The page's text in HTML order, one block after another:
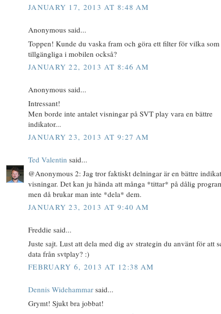
JANUARY 17, 2013 AT 8:48 AM
Anonymous said...
Toppen! Kunde du vaska fram och göra ett filter för vilka som
tillgängliga i mobilen också?
JANUARY 22, 2013 AT 8:46 AM
Anonymous said...
Intressant!
Men borde inte antalet visningar på SVT play vara en bättre
indikator...
JANUARY 23, 2013 AT 9:27 AM
Ted Valentin said...
@Anonymous 2: Jag tror faktiskt delningar är en bättre
visningar. Det kan ju hända att många *tittar* på dålig
men då brukar man inte *dela* dem.
JANUARY 23, 2013 AT 9:40 AM
Freddie said...
Juste sajt. Lust att dela med dig av strategin du använt för att
data från svtplay? :)
FEBRUARY 6, 2013 AT 12:38 AM
Dennis Widehammar said...
Grymt! Sjukt bra jobbat!